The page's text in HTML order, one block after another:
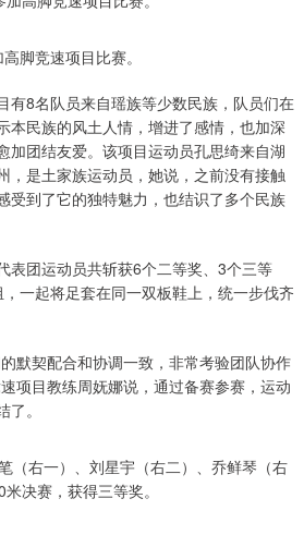
脚竞速项目比赛。
有8名队员来自瑶族等少数民族，队员们在
本民族的风土人情，增进了感情，也加深
加团结友爱。该项目运动员孔思绮来自湖
，是土家族运动员，她说，之前没有接触
受到了它的独特魅力，也结识了多个民族
表团运动员共斩获6个二等奖、3个三等
一起将足套在同一双板鞋上，统一步伐齐
默契配合和协调一致，非常考验团队协作
项目教练周妩娜说，通过备赛参赛，运动
。